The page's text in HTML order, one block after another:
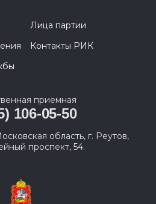
Лица партии
Контакты РИК
приемная
106-05-50
область, г. Реутов,
проспект, 54.